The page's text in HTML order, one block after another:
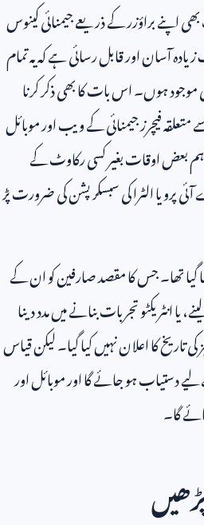
اپنے براؤزر کے ذریعے جیمنائی کینوس
آسان اور قابل رسائی ہے کہ یہ تمام
ہوں۔ اس بات کا بھی ذکر کرنا
فیچرز جیمنائی کے ویب اور موبائل
بعض اوقات بغیر کسی رکاوٹ کے
پرو یا الٹرا کی سبسکرپشن کی ضرورت پڑ
گیا تھا۔ جس کا مقصد صارفین کو ان کے
یا انٹریکٹو تجربات بنانے میں مدد دینا
تاریخ کا اعلان نہیں کیا گیا۔ لیکن قیاس
دستیاب ہو جائے گا اور موبائل اور
گا۔